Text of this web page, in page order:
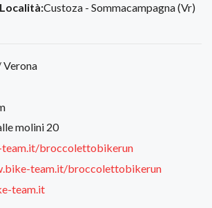
Località:Custoza - Sommacampagna (Vr)
Verona
molini 20
broccolettobikerun
team.it/broccolettobikerun
team.it